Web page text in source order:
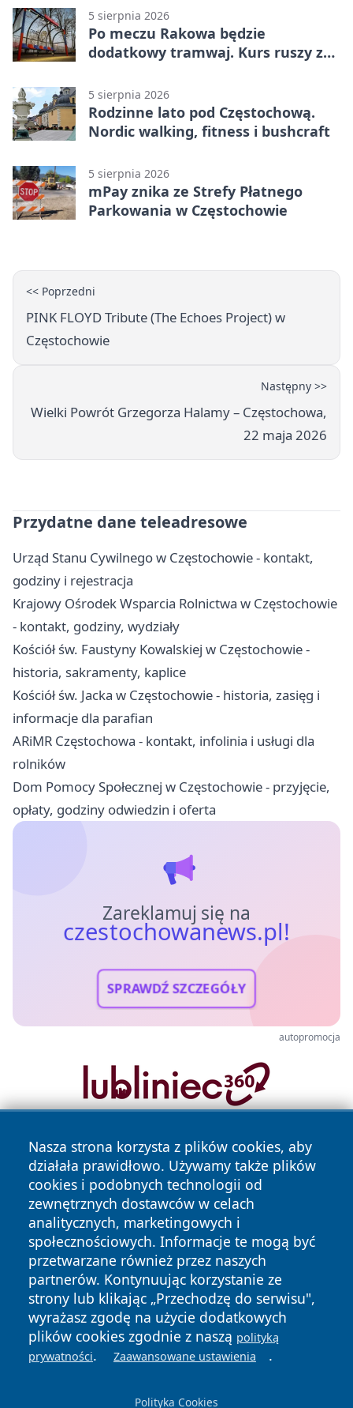
5 sierpnia 2026
Po meczu Rakowa będzie
dodatkowy tramwaj. Kurs ruszy ze
5 sierpnia 2026
Rodzinne lato pod Częstochową.
Nordic walking, fitness i bushcraft
5 sierpnia 2026
mPay znika ze Strefy Płatnego
Parkowania w Częstochowie
<< Poprzedni
PINK FLOYD Tribute (The Echoes Project) w
Częstochowie
Następny >>
Wielki Powrót Grzegorza Halamy – Częstochowa,
22 maja 2026
Przydatne dane teleadresowe
Urząd Stanu Cywilnego w Częstochowie - kontakt,
godziny i rejestracja
Krajowy Ośrodek Wsparcia Rolnictwa w Częstochowie
- kontakt, godziny, wydziały
Kościół św. Faustyny Kowalskiej w Częstochowie -
historia, sakramenty, kaplice
Kościół św. Jacka w Częstochowie - historia, zasięg i
informacje dla parafian
ARiMR Częstochowa - kontakt, infolinia i usługi dla
rolników
Dom Pomocy Społecznej w Częstochowie - przyjęcie,
opłaty, godziny odwiedzin i oferta
Zareklamuj się na
czestochowanews.pl!
SPRAWDŹ SZCZEGÓŁY
autopromocja
Nasza strona korzysta z plików cookies, aby
działała prawidłowo. Używamy także plików
cookies i podobnych technologii od
zewnętrznych dostawców w celach
analitycznych, marketingowych i
społecznościowych. Informacje te mogą być
przetwarzane również przez naszych
partnerów. Kontynuując korzystanie ze
strony lub klikając „Przechodzę do serwisu",
wyrażasz zgodę na użycie dodatkowych
plików cookies zgodnie z naszą polityką
prywatności. Zaawansowane ustawienia .
Polityka Cookies
Copyright © 2026 czestochowanews.pl Wszystkie prawa
zastrzeżone.
News Autorzy
Polityka
Prywatności
Polityka
Cookies
cześć